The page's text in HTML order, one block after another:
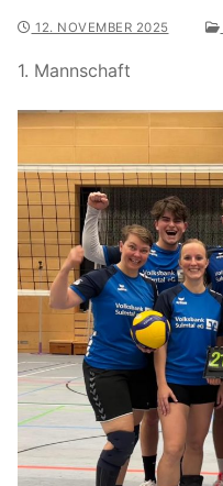
12. NOVEMBER 2025
1. Mannschaft